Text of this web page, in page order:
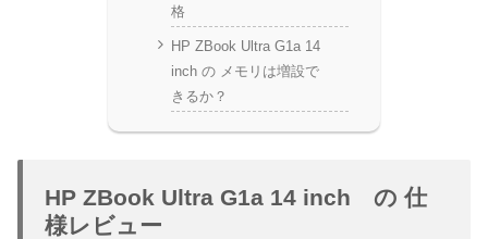
格
HP ZBook Ultra G1a 14
inch の メモリは増設で
きるか？
HP ZBook Ultra G1a 14 inch の 仕
様レビュー